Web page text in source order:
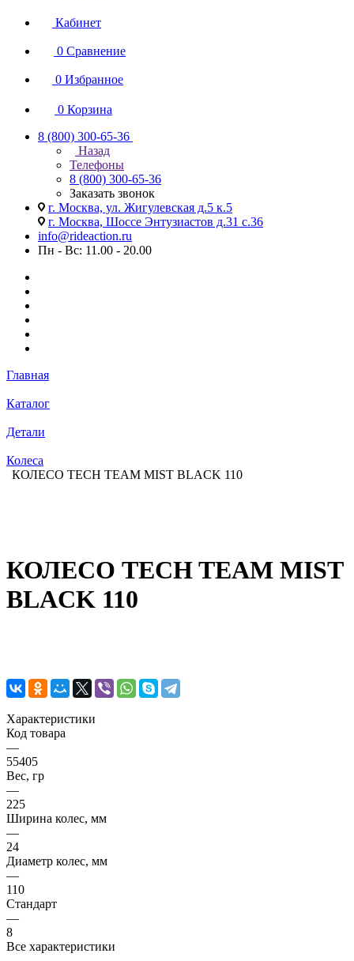
Кабинет
0 Сравнение
0 Избранное
0 Корзина
8 (800) 300-65-36
Назад
Телефоны
8 (800) 300-65-36
Заказать звонок
г. Москва, ул. Жигулевская д.5 к.5
г. Москва, Шоссе Энтузиастов д.31 с.36
info@rideaction.ru
Пн - Вс: 11.00 - 20.00
Главная
Каталог
Детали
Колеса
КОЛЕСО TECH TEAM MIST BLACK 110
КОЛЕСО TECH TEAM MIST
BLACK 110
Характеристики
Код товара
—
55405
Вес, гр
—
225
Ширина колес, мм
—
24
Диаметр колес, мм
—
110
Стандарт
—
8
Все характеристики